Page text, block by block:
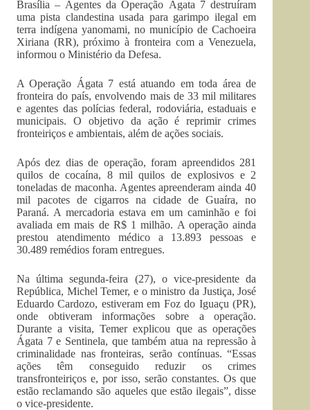
Brasília – Agentes da Operação Ágata 7 destruíram
uma pista clandestina usada para garimpo ilegal em
terra indígena yanomami, no município de Cachoeira
Xiriana (RR), próximo à fronteira com a Venezuela,
informou o Ministério da Defesa.
A Operação Ágata 7 está atuando em toda área de
fronteira do país, envolvendo mais de 33 mil militares
e agentes das polícias federal, rodoviária, estaduais e
municipais. O objetivo da ação é reprimir crimes
fronteiriços e ambientais, além de ações sociais.
Após dez dias de operação, foram apreendidos 281
quilos de cocaína, 8 mil quilos de explosivos e 2
toneladas de maconha. Agentes apreenderam ainda 40
mil pacotes de cigarros na cidade de Guaíra, no
Paraná. A mercadoria estava em um caminhão e foi
avaliada em mais de R$ 1 milhão. A operação ainda
prestou atendimento médico a 13.893 pessoas e
30.489 remédios foram entregues.
Na última segunda-feira (27), o vice-presidente da
República, Michel Temer, e o ministro da Justiça, José
Eduardo Cardozo, estiveram em Foz do Iguaçu (PR),
onde obtiveram informações sobre a operação.
Durante a visita, Temer explicou que as operações
Ágata 7 e Sentinela, que também atua na repressão à
criminalidade nas fronteiras, serão contínuas. “Essas
ações têm conseguido reduzir os crimes
transfronteiriços e, por isso, serão constantes. Os que
estão reclamando são aqueles que estão ilegais”, disse
o vice-presidente.